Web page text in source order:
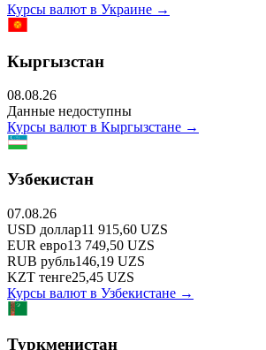
Курсы валют в Украине →
Кыргызстан
08.08.26
Данные недоступны
Курсы валют в Кыргызстане →
Узбекистан
07.08.26
USD доллар11 915,60 UZS
EUR евро13 749,50 UZS
RUB рубль146,19 UZS
KZT тенге25,45 UZS
Курсы валют в Узбекистане →
Туркменистан